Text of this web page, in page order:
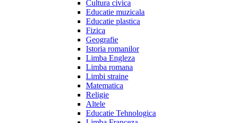
Cultura civica
Educatie muzicala
Educatie plastica
Fizica
Geografie
Istoria romanilor
Limba Engleza
Limba romana
Limbi straine
Matematica
Religie
Altele
Educatie Tehnologica